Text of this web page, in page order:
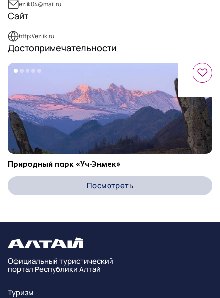
ezlik04@mail.ru
Сайт
http://ezlik.ru
Достопримечательности
Природный парк «Уч-Энмек»
Посмотреть
Официальный туристический
портал Республики Алтай
Туризм